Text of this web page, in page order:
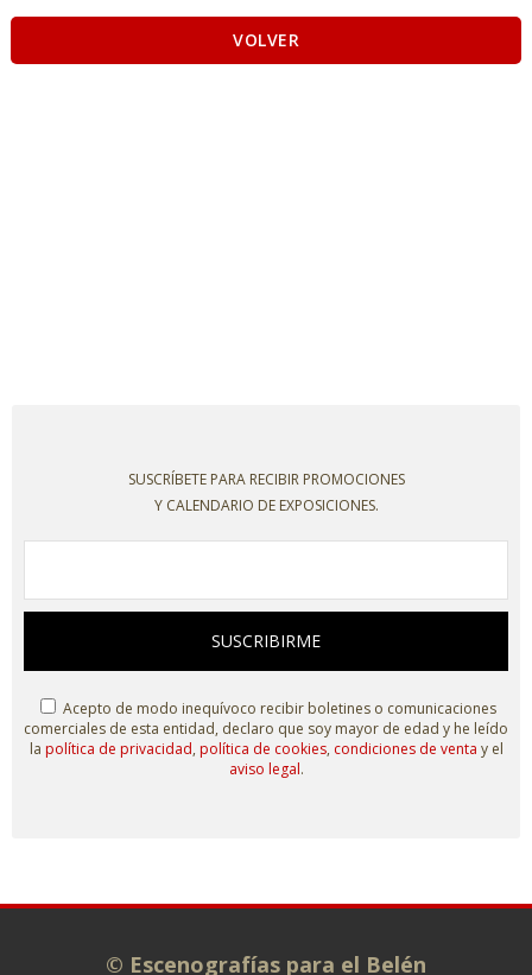
VOLVER
SUSCRÍBETE PARA RECIBIR PROMOCIONES
Y CALENDARIO DE EXPOSICIONES.
SUSCRIBIRME
Acepto de modo inequívoco recibir boletines o comunicaciones
comerciales de esta entidad, declaro que soy mayor de edad y he leído
la política de privacidad, política de cookies, condiciones de venta y el
aviso legal.
© Escenografías para el Belén